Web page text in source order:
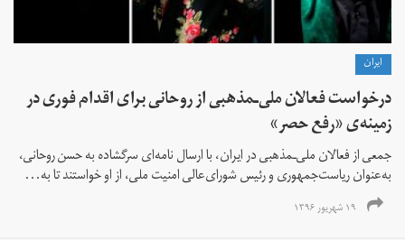
ايران
درخواست فعالان ملی‌ـمذهبی از روحانی برای اقدام فوری در
زمینه‌ی «رفع حصر»
جمعی از فعالان ملی‌ـمذهبی در ایران، با ارسال نامه‌ای سرگشاده به حسن روحانی،
به‌عنوان ریاست‌جمهوری و رئیس شورای‌عالی امنیت ملی، از او خواستند تا به...
۱۹ شهریور ۱۳۹۶